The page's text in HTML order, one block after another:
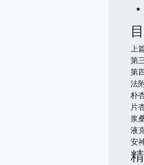
上
第
第
法
朴
片
浆
液
安